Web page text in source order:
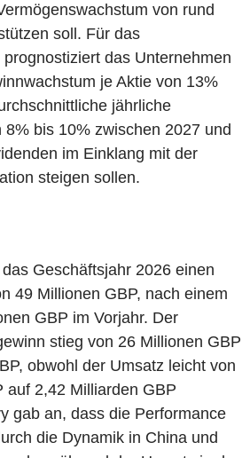
von rund
soll. Für das
das Unternehmen
je Aktie von 13%
jährliche
bis 10% zwischen 2027 und
im Einklang mit der
steigen sollen.
Geschäftsjahr 2026 einen
49 Millionen GBP, nach einem
GBP im Vorjahr. Der
stieg von 26 Millionen GBP
obwohl der Umsatz leicht von
auf 2,42 Milliarden GBP
gab an, dass die Performance
die Dynamik in China und